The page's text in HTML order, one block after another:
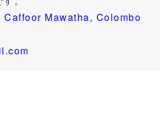
Caffoor Mawatha, Colombo